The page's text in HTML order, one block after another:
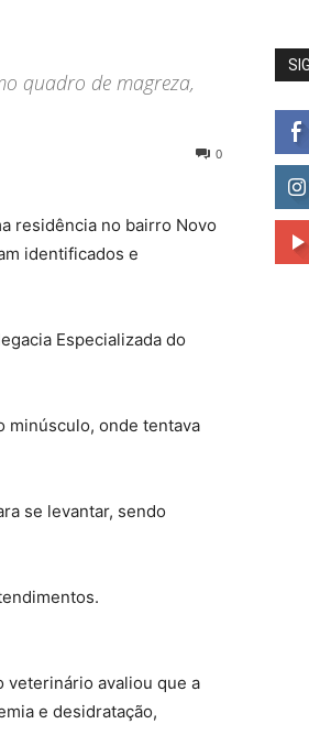
quadro de magreza,
0
residência no bairro Novo
identificados e
Especializada do
minúsculo, onde tentava
se levantar, sendo
veterinário avaliou que a
e desidratação,